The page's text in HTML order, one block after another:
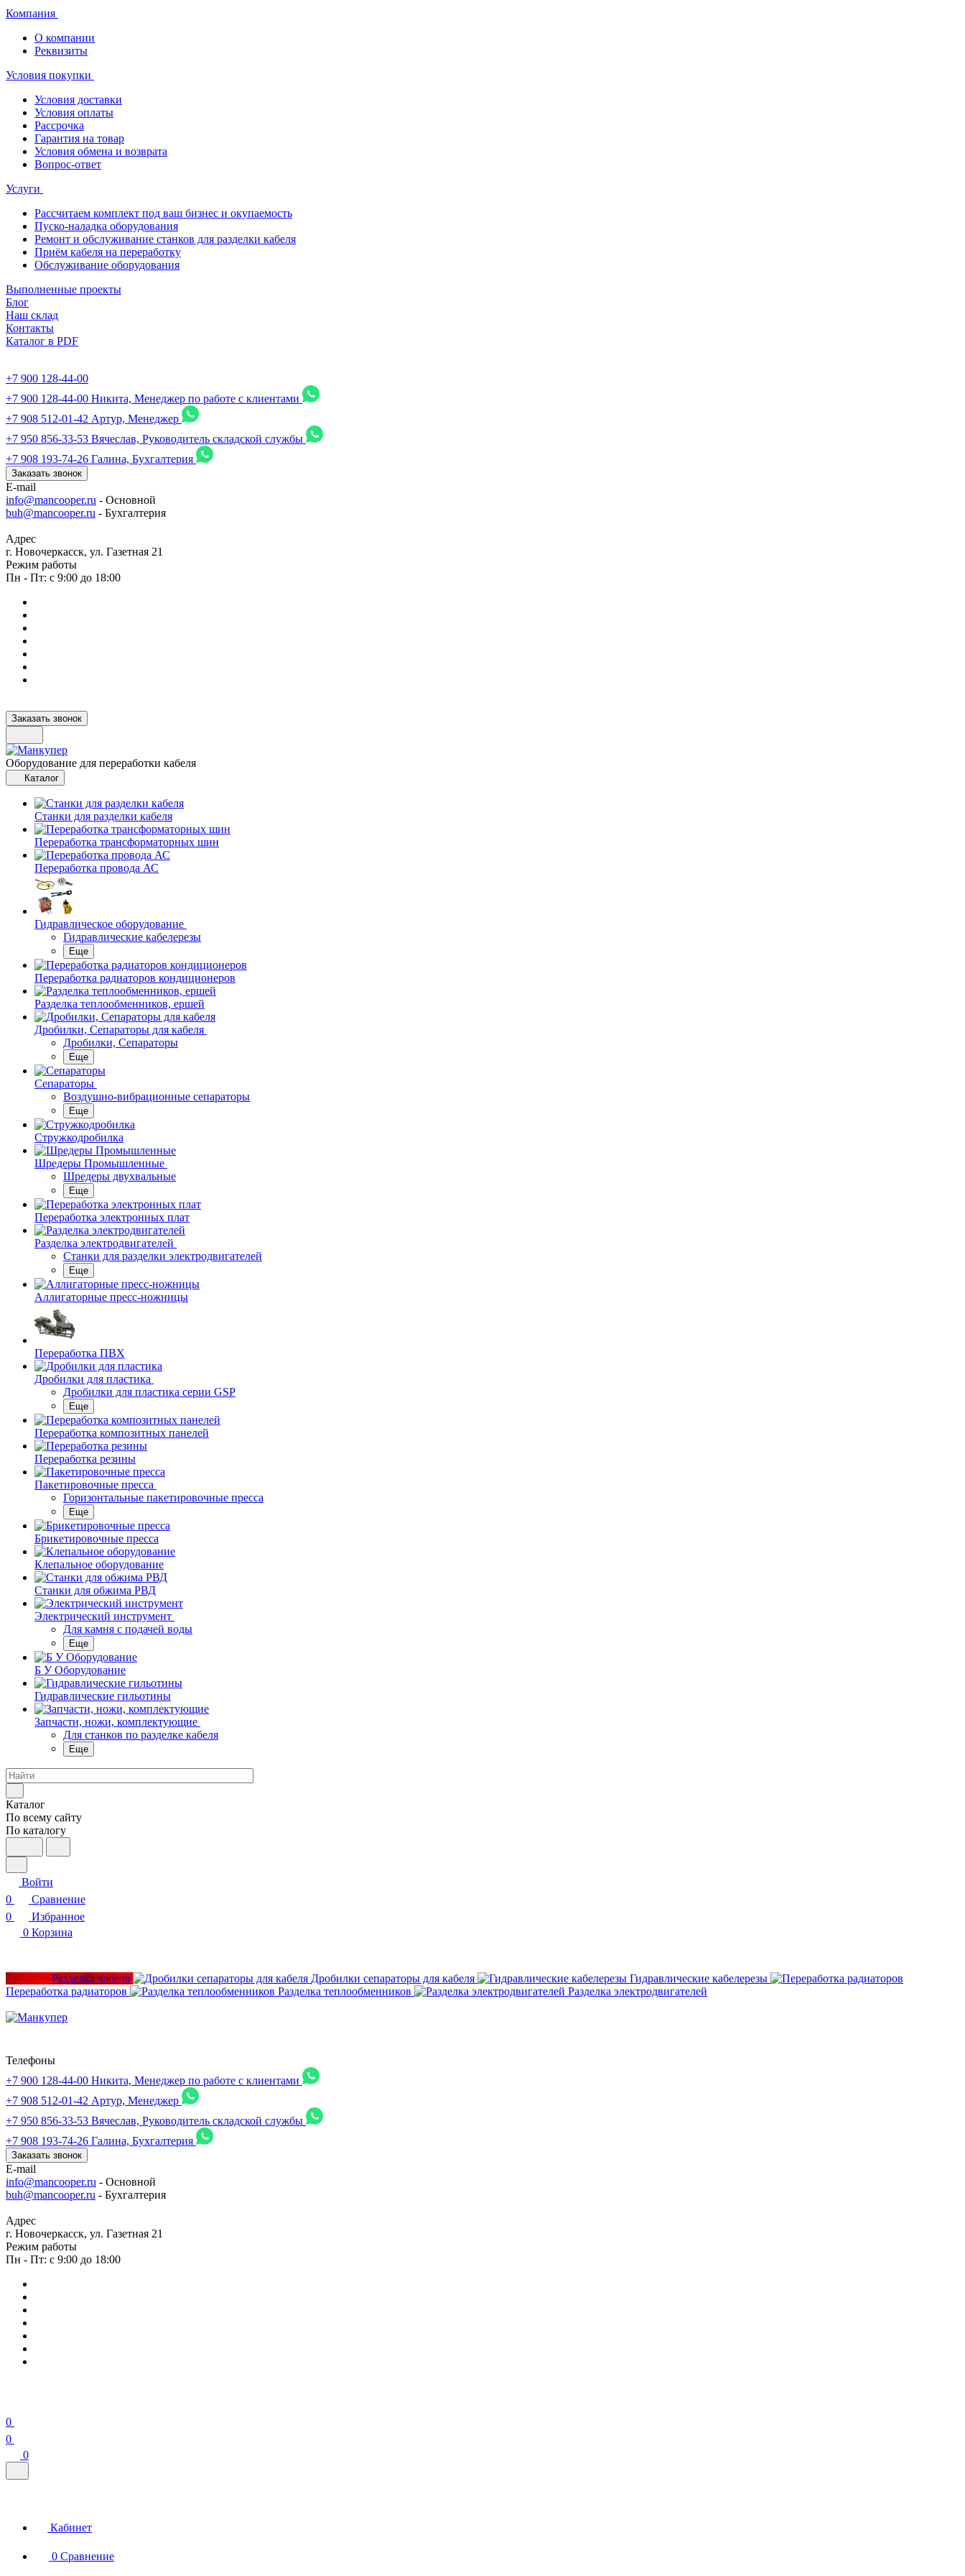
Компания
О компании
Реквизиты
Условия покупки
Условия доставки
Условия оплаты
Рассрочка
Гарантия на товар
Условия обмена и возврата
Вопрос-ответ
Услуги
Рассчитаем комплект под ваш бизнес и окупаемость
Пуско-наладка оборудования
Ремонт и обслуживание станков для разделки кабеля
Приём кабеля на переработку
Обслуживание оборудования
Выполненные проекты
Блог
Наш склад
Контакты
Каталог в PDF
+7 900 128-44-00
+7 900 128-44-00 Никита, Менеджер по работе с клиентами
+7 908 512-01-42 Артур, Менеджер
+7 950 856-33-53 Вячеслав, Руководитель складской службы
+7 908 193-74-26 Галина, Бухгалтерия
Заказать звонок
E-mail
info@mancooper.ru - Основной
buh@mancooper.ru - Бухгалтерия
Адрес
г. Новочеркасск, ул. Газетная 21
Режим работы
Пн - Пт: с 9:00 до 18:00
Заказать звонок
Оборудование для переработки кабеля
Каталог
Станки для разделки кабеля
Переработка трансформаторных шин
Переработка провода АС
Гидравлическое оборудование
Гидравлические кабелерезы
Еще
Переработка радиаторов кондиционеров
Разделка теплообменников, ершей
Дробилки, Сепараторы для кабеля
Дробилки, Сепараторы
Еще
Сепараторы
Воздушно-вибрационные сепараторы
Еще
Стружкодробилка
Шредеры Промышленные
Шредеры двухвальные
Еще
Переработка электронных плат
Разделка электродвигателей
Станки для разделки электродвигателей
Еще
Аллигаторные пресс-ножницы
Переработка ПВХ
Дробилки для пластика
Дробилки для пластика серии GSP
Еще
Переработка композитных панелей
Переработка резины
Пакетировочные пресса
Горизонтальные пакетировочные пресса
Еще
Брикетировочные пресса
Клепальное оборудование
Станки для обжима РВД
Электрический инструмент
Для камня с подачей воды
Еще
Б У Оборудование
Гидравлические гильотины
Запчасти, ножи, комплектующие
Для станков по разделке кабеля
Еще
Каталог
По всему сайту
По каталогу
Войти
0
Сравнение
0
Избранное
0 Корзина
Разделка кабеля Дробилки сепараторы для кабеля
Гидравлические кабелерезы
Переработка радиаторов
Разделка теплообменников Разделка электродвигателей
Телефоны
+7 900 128-44-00 Никита, Менеджер по работе с клиентами
+7 908 512-01-42 Артур, Менеджер
+7 950 856-33-53 Вячеслав, Руководитель складской службы
+7 908 193-74-26 Галина, Бухгалтерия
Заказать звонок
E-mail
info@mancooper.ru - Основной
buh@mancooper.ru - Бухгалтерия
Адрес
г. Новочеркасск, ул. Газетная 21
Режим работы
Пн - Пт: с 9:00 до 18:00
0
0
0
Кабинет
0 Сравнение